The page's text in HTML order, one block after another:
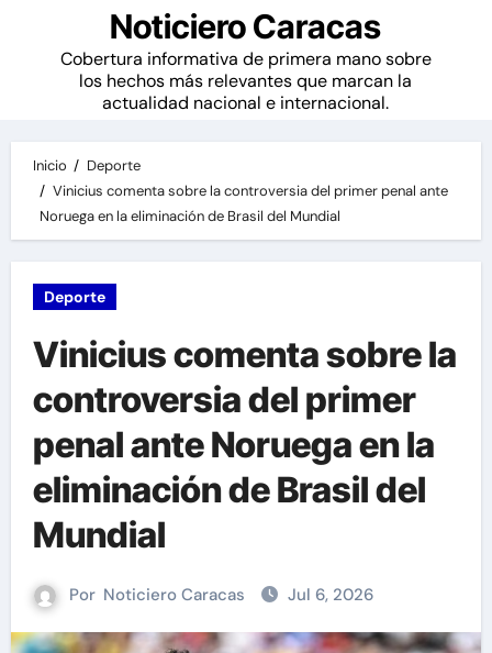
Noticiero Caracas
Cobertura informativa de primera mano sobre
los hechos más relevantes que marcan la
actualidad nacional e internacional.
Inicio
Deporte
Vinicius comenta sobre la controversia del primer penal ante
Noruega en la eliminación de Brasil del Mundial
Deporte
Vinicius comenta sobre la
controversia del primer
penal ante Noruega en la
eliminación de Brasil del
Mundial
Por Noticiero Caracas Jul 6, 2026